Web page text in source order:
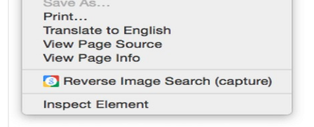
extensión
puede
pestañas